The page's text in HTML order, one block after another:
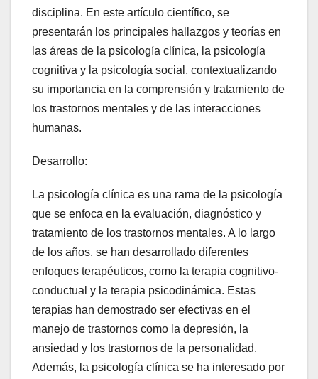
disciplina. En este artículo científico, se
presentarán los principales hallazgos y teorías en
las áreas de la psicología clínica, la psicología
cognitiva y la psicología social, contextualizando
su importancia en la comprensión y tratamiento de
los trastornos mentales y de las interacciones
humanas.
Desarrollo:
La psicología clínica es una rama de la psicología
que se enfoca en la evaluación, diagnóstico y
tratamiento de los trastornos mentales. A lo largo
de los años, se han desarrollado diferentes
enfoques terapéuticos, como la terapia cognitivo-
conductual y la terapia psicodinámica. Estas
terapias han demostrado ser efectivas en el
manejo de trastornos como la depresión, la
ansiedad y los trastornos de la personalidad.
Además, la psicología clínica se ha interesado por